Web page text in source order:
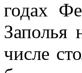
годах
Заполья
числе